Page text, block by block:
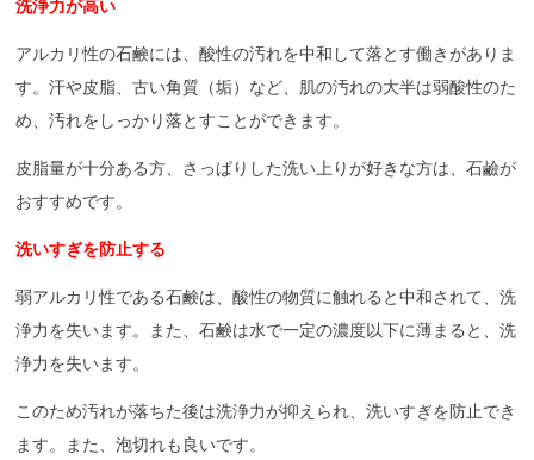
洗浄力が高い
アルカリ性の石鹸には、酸性の汚れを中和して落とす働きがありま
す。汗や皮脂、古い角質（垢）など、肌の汚れの大半は弱酸性のた
め、汚れをしっかり落とすことができます。
皮脂量が十分ある方、さっぱりした洗い上りが好きな方は、石鹼が
おすすめです。
洗いすぎを防止する
弱アルカリ性である石鹸は、酸性の物質に触れると中和されて、洗
浄力を失います。また、石鹸は水で一定の濃度以下に薄まると、洗
浄力を失います。
このため汚れが落ちた後は洗浄力が抑えられ、洗いすぎを防止でき
ます。また、泡切れも良いです。